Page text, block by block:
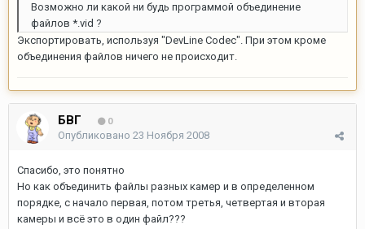
Возможно ли какой ни будь программой объединение
файлов *.vid ?
Экспортировать, используя "DevLine Codec". При этом кроме
объединения файлов ничего не происходит.
БВГ 0
Опубликовано 23 Ноября 2008
Спасибо, это понятно
Но как объединить файлы разных камер и в определенном
порядке, с начало первая, потом третья, четвертая и вторая
камеры и всё это в один файл???